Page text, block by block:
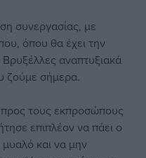
συνεργασίας, με
όπου θα έχει την
αναπτυξιακά
ζούμε σήμερα.
τους εκπροσώπους
επιπλέον να πάει ο
και να μην